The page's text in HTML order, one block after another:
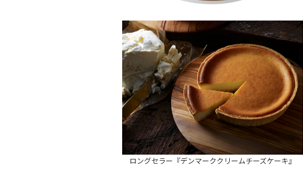
ロングセラー『デンマーククリームチーズケーキ』